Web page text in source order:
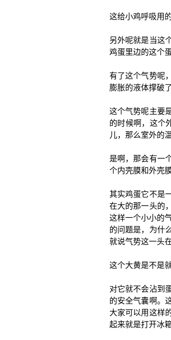
这给小鸡呼吸用的
另外呢就是当这
鸡蛋里边的这个蛋
有了这个气势呢
膨胀的液体撑破了
这个气势呢主要
的时候啊，这个
儿，那么室外的
是啊，那会有一
个内壳膜和外壳
其实鸡蛋它不是
在大的那一头的
这样一个小小的
的问题是，为什
就说气势这一头
这个大黄是不是
对它就不会沾到
的安全气囊啊。
大家可以用这样
起来就是打开冰